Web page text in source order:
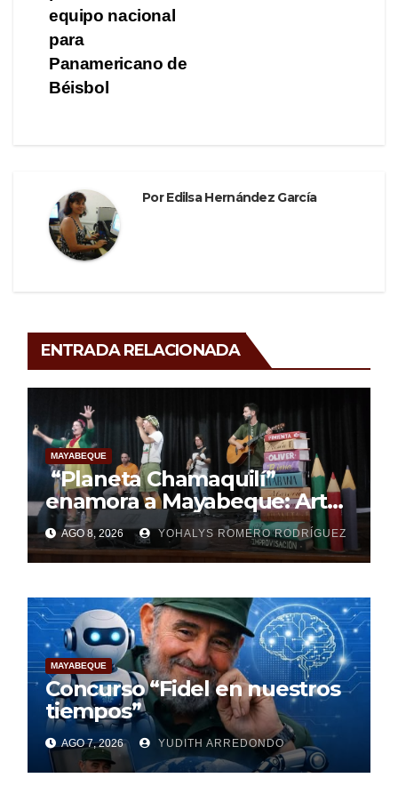
k
equipo nacional
para
Panamericano de
Béisbol
PorEdilsa Hernández García
ENTRADA RELACIONADA
MAYABEQUE
“Planeta Chamaquilí”
enamora a Mayabeque: Arte,
poesía y amor en la Semana
Mundial de la Lactancia
Materna
AGO 8, 2026 YOHALYS ROMERO RODRÍGUEZ
MAYABEQUE
Concurso “Fidel en nuestros
tiempos”
AGO 7, 2026 YUDITH ARREDONDO